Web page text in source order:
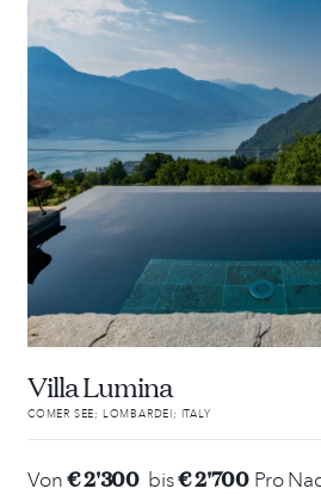
Villa Lumina
COMER SEE; LOMBARDEI; ITALY
Von€ 2'300 bis€ 2'700 Pro